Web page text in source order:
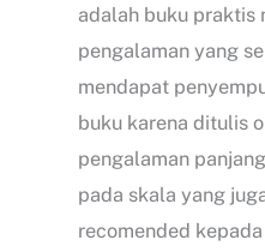
adalah buku praktis
pengalaman yang
mendapat
buku karena ditulis
pengalaman
pada skala yang
recomended